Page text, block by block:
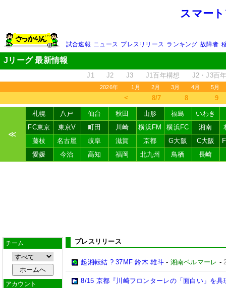
スマー
試合速報 ニュース プレスリリース ランキング 故障者
Jリーグ 最新情報
J1 J2 J3 J1百年構想 J2・J3百
2026年 1月 2月 3月 4月 5月
＜ 8/7 8 9
≪
札幌 八戸 仙台 秋田 山形 福島
いわき
FC東京
東京V 町田 川崎 横浜FM 横浜FC 湘南
藤枝
名古屋 岐阜 滋賀 京都 G大阪 C大阪
愛媛
今治 高知 福岡 北九州 鳥栖 長崎
チーム
アカウント
プレスリリース
起湘転結 ? 37MF 鈴木 雄斗- 湘南ベルマーレ -
8/15 京都『川崎フロンターレの「面白い」を